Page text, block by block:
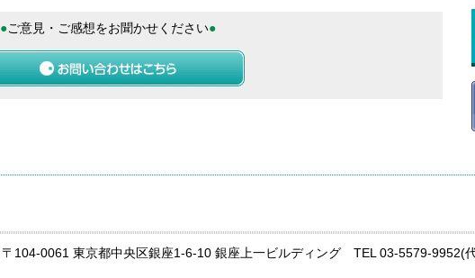
●ご意見・ご感想をお聞かせください●
〒104-0061 東京都中央区銀座1-6-10 銀座上一ビルディング TEL 03-5579-